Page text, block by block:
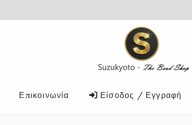
Επικοινωνία Είσοδος / Εγγραφή